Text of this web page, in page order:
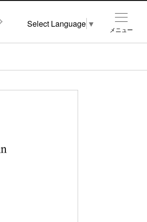
メニュー
Select Language ▼